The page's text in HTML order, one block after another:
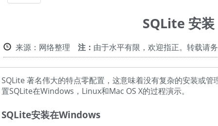
SQLite 安装
来源：网络整理 注： 由于水平有限，欢迎指正。转载请
SQLite 著名伟大的特点零配置，这意味着没有复杂的安装或管
置SQLite在Windows，Linux和Mac OS X的过程演示。
SQLite安装在Windows